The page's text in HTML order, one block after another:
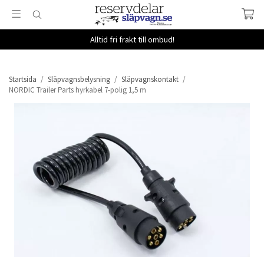
Alltid fri frakt till ombud!
Startsida / Släpvagnsbelysning / Släpvagnskontakt /
NORDIC Trailer Parts hyrkabel 7-polig 1,5 m